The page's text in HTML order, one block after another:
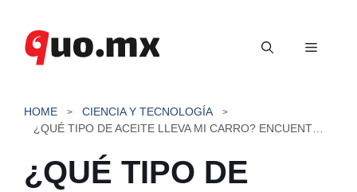
contenido
Menú
HOME
CIENCIA Y TECNOLOGÍA
¿QUÉ TIPO DE